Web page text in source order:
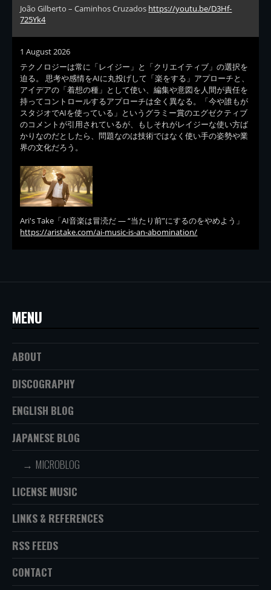
João Gilberto – Caminhos Cruzados https://youtu.be/D3Hf-
725Yk4
1 August 2026
テクノロジーは常に「レイジー」と「クリエイティブ」の選択を
迫る。 思考や感情をAIに丸投げして「楽をする」アプローチと、
アイデアの「着想の種」として使い、編集や意図を人間が責任を
持ってコントロールするアプローチは全く異なる。「今や誰もが
スタジオでAIを使っている」というグラミー賞のエグゼクティブ
のコメントが引用されているが、もしそれがレイジーな使い方ば
かりなのだとしたら、問題なのは技術ではなく使い手の姿勢や業
界の文化だろう。
Ari's Take「AI音楽は冒涜だ — “当たり前”にするのをやめよう」
https://aristake.com/ai-music-is-an-abomination/
MENU
ABOUT
DISCOGRAPHY
ENGLISH BLOG
JAPANESE BLOG
MICROBLOG
LICENSE MUSIC
LINKS & REFERENCES
RSS FEEDS
CONTACT